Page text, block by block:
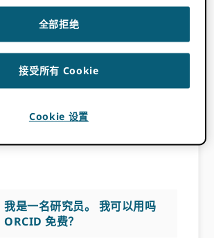
以查找研究人员提出的常见问题的
如果你还没有 ORCID iD 您可以通
钮免费注册一个。
我是一名研究员。 我可以用吗
ORCID 免费？
全部拒绝
接受所有 Cookie
Cookie 设置